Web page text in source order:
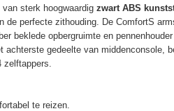
sterk hoogwaardig zwart ABS
de perfecte zithouding. De ComfortS
beklede opbergruimte en pennenhouder
achterste gedeelte van middenconsole,
te reizen.